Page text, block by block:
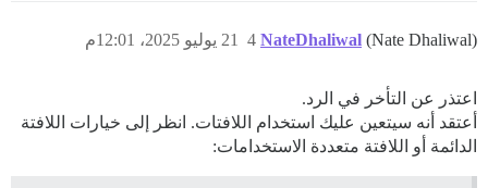
NateDhaliwal (Nate Dhaliwal) 21 يوليو 2025، 12:01م 4
اعتذر عن التأخر في الرد.
أعتقد أنه سيتعين عليك استخدام اللافتات. انظر إلى خيارات اللافتة
الدائمة أو اللافتة متعددة الاستخدامات: